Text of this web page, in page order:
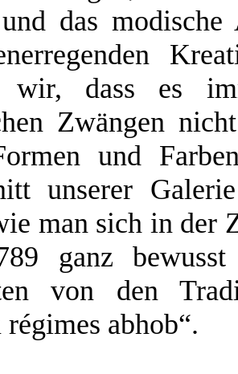
das modische
wir, dass es
Zwängen
und
unserer
man sich in der
ganz
von den
abhob“.